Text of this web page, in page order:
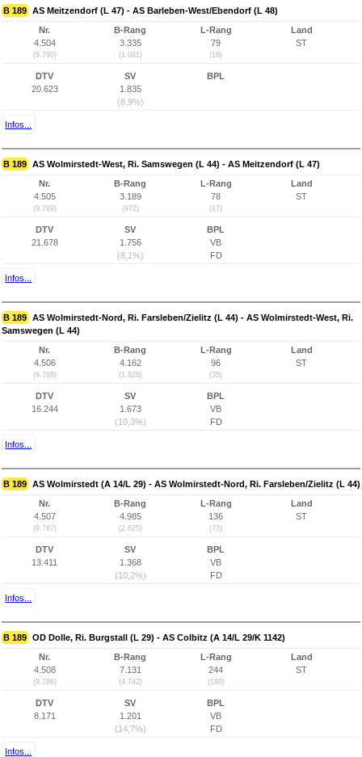
B 189 AS Meitzendorf (L 47) - AS Barleben-West/Ebendorf (L 48)
Nr.
4.504
(9.790)
B-Rang
3.335
(1.081)
L-Rang
79
(18)
Land
ST
DTV
20.623
SV
1.835
(8,9%)
BPL
Infos...
B 189 AS Wolmirstedt-West, Ri. Samswegen (L 44) - AS Meitzendorf (L 47)
Nr.
4.505
(9.789)
B-Rang
3.189
(972)
L-Rang
78
(17)
Land
ST
DTV
21.678
SV
1.756
(8,1%)
BPL
VB
FD
Infos...
B 189 AS Wolmirstedt-Nord, Ri. Farsleben/Zielitz (L 44) - AS Wolmirstedt-West, Ri.
Samswegen (L 44)
Nr.
4.506
(9.788)
B-Rang
4.162
(1.828)
L-Rang
96
(35)
Land
ST
DTV
16.244
SV
1.673
(10,3%)
BPL
VB
FD
Infos...
B 189 AS Wolmirstedt (A 14/L 29) - AS Wolmirstedt-Nord, Ri. Farsleben/Zielitz (L 44)
Nr.
4.507
(9.787)
B-Rang
4.985
(2.625)
L-Rang
136
(73)
Land
ST
DTV
13.411
SV
1.368
(10,2%)
BPL
VB
FD
Infos...
B 189 OD Dolle, Ri. Burgstall (L 29) - AS Colbitz (A 14/L 29/K 1142)
Nr.
4.508
(9.786)
B-Rang
7.131
(4.742)
L-Rang
244
(180)
Land
ST
DTV
8.171
SV
1.201
(14,7%)
BPL
VB
FD
Infos...